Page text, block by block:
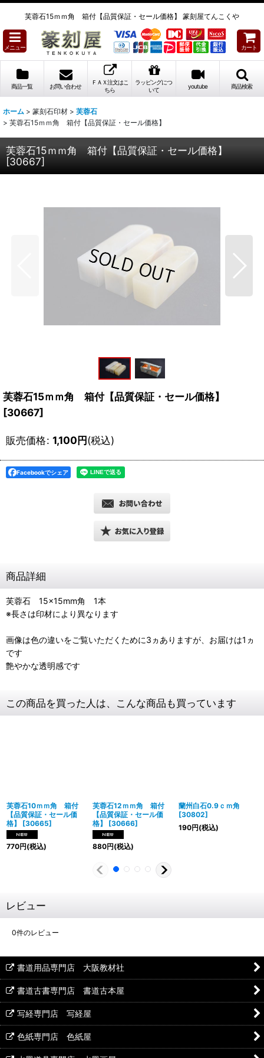
芙蓉石15ｍｍ角 箱付【品質保証・セール価格】 篆刻屋てんこくや
メニュー カート
商品一覧 お問い合わせ
ＦＡＸ注文はこ
ちら
ラッピングにつ
いて
youtube 商品検索
ホーム > 篆刻石印材 > 芙蓉石
> 芙蓉石15ｍｍ角 箱付【品質保証・セール価格】
芙蓉石15ｍｍ角 箱付【品質保証・セール価格】
[30667]
芙蓉石15ｍｍ角 箱付【品質保証・セール価格】
[30667]
販売価格: 1,100円(税込)
Facebookでシェア
商品詳細
芙蓉石 15×15mm角 1本
※長さは印材により異なります
画像は色の違いをご覧いただくために3ヵありますが、お届けは1ヵ
です
艶やかな透明感です
この商品を買った人は、こんな商品も買っています
芙蓉石10ｍｍ角 箱付
【品質保証・セール価
格】
[30665]
770円(税込)
芙蓉石12ｍｍ角 箱付
【品質保証・セール価
格】
[30666]
880円(税込)
蘭州白石0.9ｃｍ角
[30802]
190円(税込)
レビュー
0件のレビュー
書道用品専門店 大阪教材社
書道古書専門店 書道古本屋
写経専門店 写経屋
色紙専門店 色紙屋